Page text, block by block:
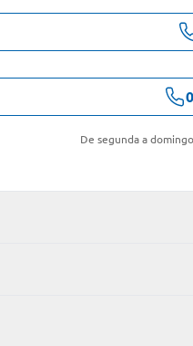
De segunda a